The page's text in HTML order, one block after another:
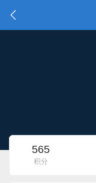
565
积分